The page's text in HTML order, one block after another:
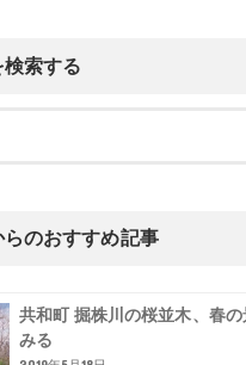
検索する
のおすすめ記事
共和町 掘株川の桜並木、春
みる